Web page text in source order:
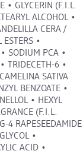
• GLYCERIN (F.I.L.
ALCOHOL •
CERA /
•
• SODIUM PCA •
TRIDECETH-6 •
SATIVA
BENZOATE •
• HEXYL
(F.I.L.
4 RAPESEEDAMIDE
•
ACID •